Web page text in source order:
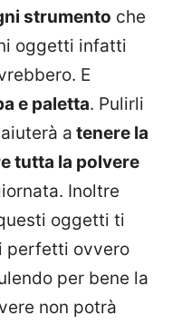
strumento che
oggetti infatti
E
e paletta. Pulirli
a tenere la
tutta la polvere
Inoltre
oggetti ti
perfetti ovvero
per bene la
non potrà